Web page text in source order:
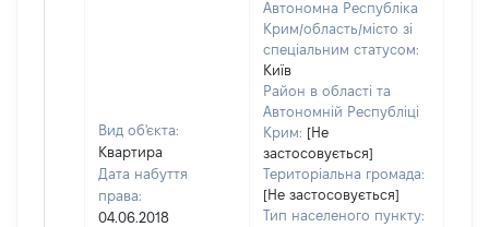
Вид об'єкта:
Квартира
Дата набуття
права:
04.06.2018
Автономна Республіка
Крим/область/місто зі
спеціальним статусом:
Київ
Район в області та
Автономній Республіці
Крим: [Не
застосовується]
Територіальна громада:
[Не застосовується]
Тип населеного пункту: